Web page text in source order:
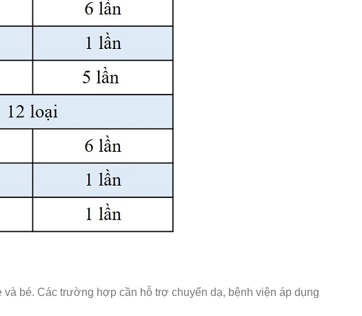
bé. Các trường hợp cần hỗ trợ chuyển dạ, bệnh viện áp dụng